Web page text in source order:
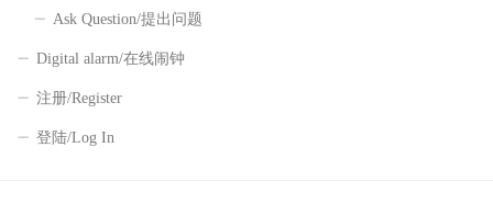
Ask Question/提出问题
Digital alarm/在线闹钟
注册/Register
登陆/Log In